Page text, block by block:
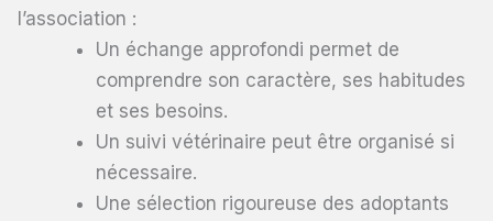
l’association :
Un échange approfondi permet de
comprendre son caractère, ses habitudes
et ses besoins.
Un suivi vétérinaire peut être organisé si
nécessaire.
Une sélection rigoureuse des adoptants